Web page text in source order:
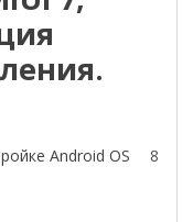
Android OS
8